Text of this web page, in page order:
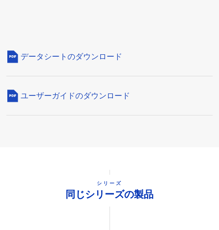
データシートのダウンロード
ユーザーガイドのダウンロード
シリーズ
同じシリーズの製品